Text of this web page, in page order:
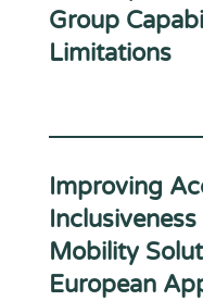
Group
Limitations
Improving
Mobility
European